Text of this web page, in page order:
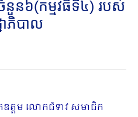
ន៦(កម្មវិធីទី៤) របស់
ឋាភិបាល
ឧត្តម លោកជំទាវ សមាជិក​